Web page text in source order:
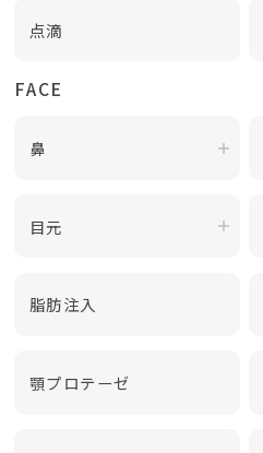
点滴
FACE
鼻
目元
脂肪注入
顎プロテーゼ